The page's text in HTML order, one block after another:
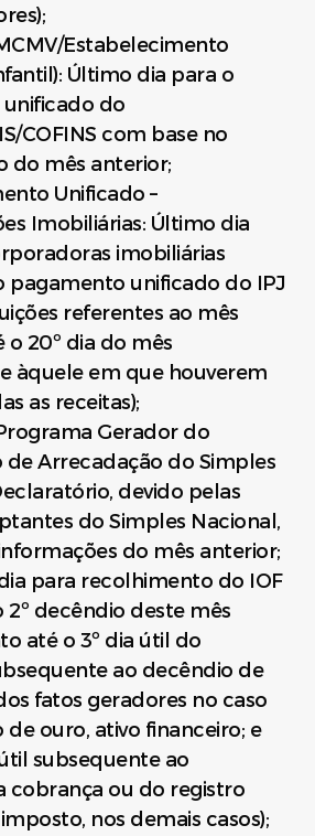
Estabelecimento
Último dia para o
do
COFINS com base no
do mês anterior;
Unificado –
Imobiliárias: Último dia
imobiliárias
pagamento unificado do IPJ
referentes ao mês
o 20º dia do mês
àquele em que houverem
as receitas);
Gerador do
Arrecadação do Simples
devido pelas
do Simples Nacional,
do mês anterior;
para recolhimento do IOF
2º decêndio deste mês
até o 3º dia útil do
ao decêndio de
fatos geradores no caso
de ouro, ativo financeiro; e
subsequente ao
cobrança ou do registro
nos demais casos);